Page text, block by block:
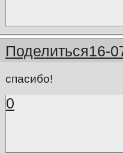
Поделиться16-
спасибо!
0